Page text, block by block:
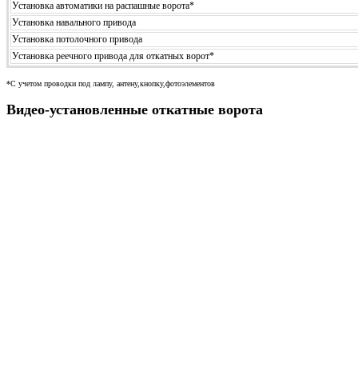
Установка автоматики на распашные ворота*
Установка навального привода
Установка потолочного привода
Установка реечного привода для откатных ворот*
*С учетом проводки под лампу, антену,кнопку,фотоэлементов
Видео-установленные откатные ворота